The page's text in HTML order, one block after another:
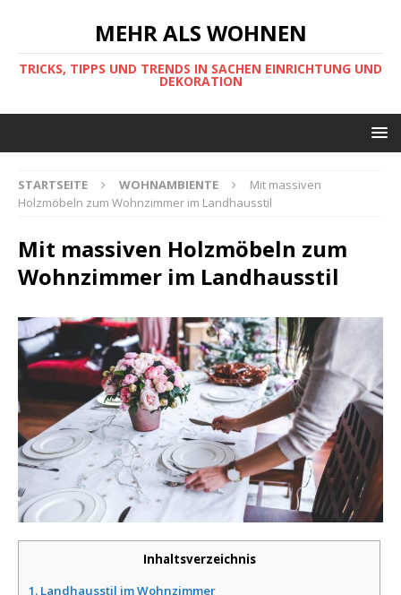
MEHR ALS WOHNEN
TRICKS, TIPPS UND TRENDS IN SACHEN EINRICHTUNG UND
DEKORATION
STARTSEITE WOHNAMBIENTE
Mit massiven
Holzmöbeln zum Wohnzimmer im Landhausstil
Mit massiven Holzmöbeln zum
Wohnzimmer im Landhausstil
Inhaltsverzeichnis
1. Landhausstil im Wohnzimmer